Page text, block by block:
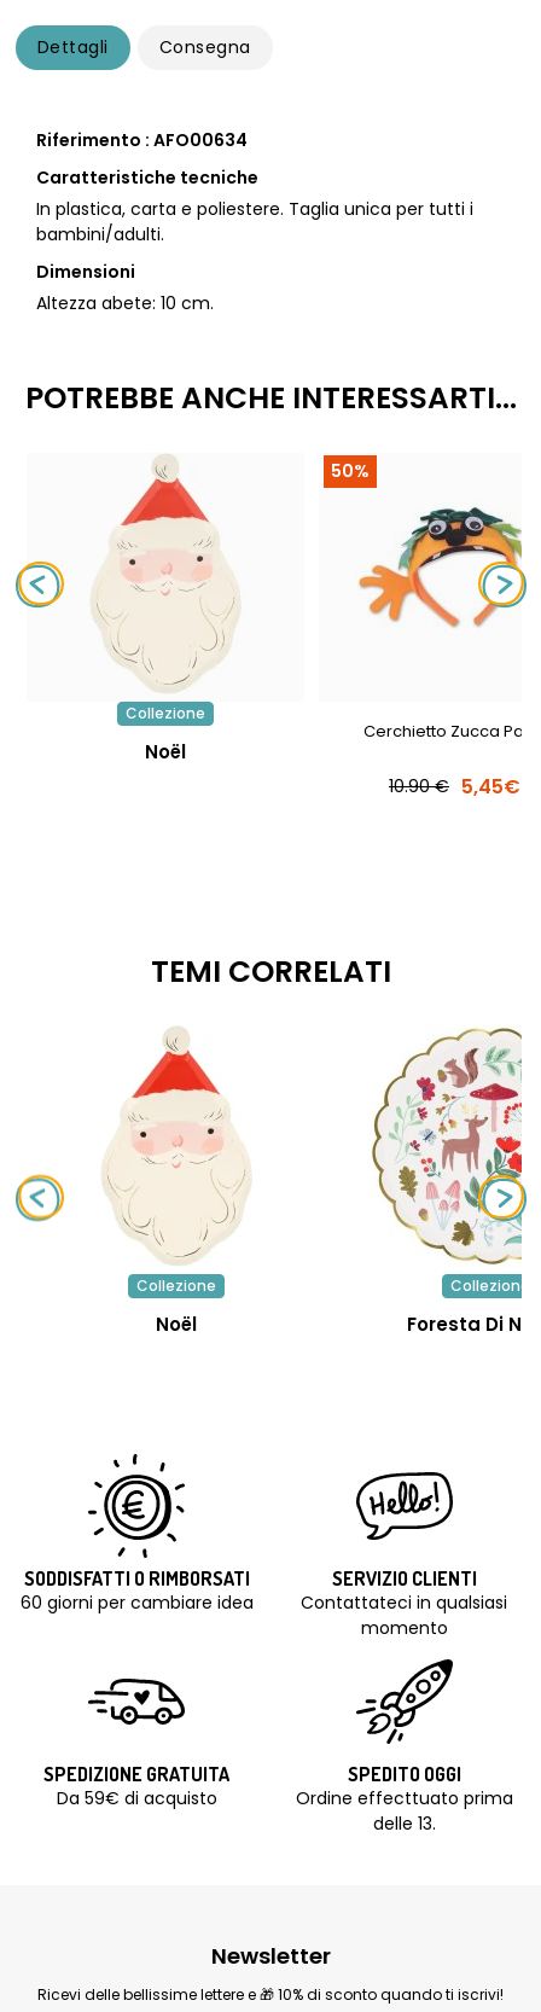
Dettagli Consegna
Riferimento : AFO00634
Caratteristiche tecniche
In plastica, carta e poliestere. Taglia unica per tutti i
bambini/adulti.
Dimensioni
Altezza abete: 10 cm.
POTREBBE ANCHE INTERESSARTI...
Collezione
Noël
50%
Cerchietto Zucca
10.90 € 5,45€
TEMI CORRELATI
Collezione
Noël
Collezione
Foresta Di
SODDISFATTI O RIMBORSATI
60 giorni per cambiare idea
SERVIZIO CLIENTI
Contattateci in qualsiasi
momento
SPEDIZIONE GRATUITA
Da 59€ di acquisto
SPEDITO OGGI
Ordine effecttuato prima
delle 13.
Newsletter
Ricevi delle bellissime lettere e 🎁 10% di sconto quando ti iscrivi!